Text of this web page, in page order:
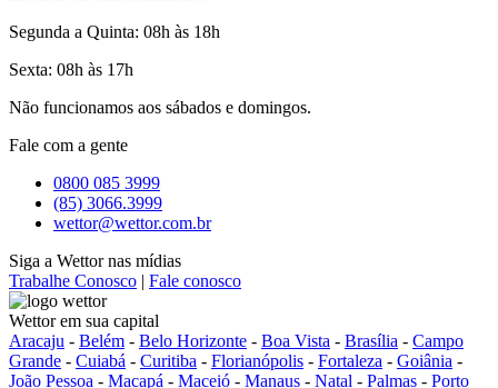
Segunda a Quinta: 08h às 18h
Sexta: 08h às 17h
Não funcionamos aos sábados e domingos.
Fale com a gente
0800 085 3999
(85) 3066.3999
wettor@wettor.com.br
Siga a Wettor nas mídias
Trabalhe Conosco | Fale conosco
Wettor em sua capital
Aracaju - Belém - Belo Horizonte - Boa Vista - Brasília - Campo
Grande - Cuiabá - Curitiba - Florianópolis - Fortaleza - Goiânia -
João Pessoa - Macapá - Maceió - Manaus - Natal - Palmas - Porto